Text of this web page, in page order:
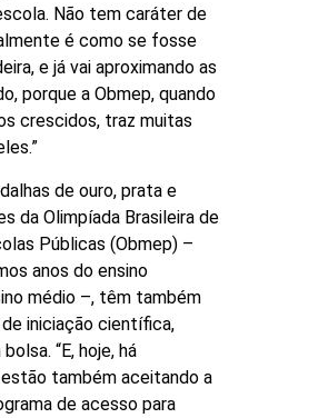
Não tem caráter de
é como se fosse
e já vai aproximando as
porque a Obmep, quando
crescidos, traz muitas
de ouro, prata e
da Olimpíada Brasileira de
Públicas (Obmep) –
anos do ensino
médio –, têm também
iniciação científica,
“E, hoje, há
também aceitando a
de acesso para